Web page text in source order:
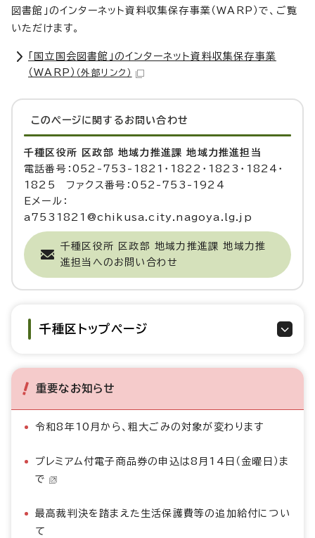
図書館」のインターネット資料収集保存事業（WARP）で、ご覧
いただけます。
「国立国会図書館」のインターネット資料収集保存事業
（WARP） （外部リンク）
このページに関する お問い合わせ
千種区役所 区政部 地域力推進課 地域力推進担当
電話番号：052-753-1821・1822・1823・1824・
1825 ファクス番号：052-753-1924
Eメール：
a7531821@chikusa.city.nagoya.lg.jp
千種区役所 区政部 地域力推進課 地域力推
進担当へのお問い合わせ
千種区トップページ
重要なお知らせ
令和8年10月から、粗大ごみの対象が変わります
プレミアム付電子商品券の申込は8月14日（金曜日）ま
で
最高裁判決を踏まえた生活保護費等の追加給付につい
て